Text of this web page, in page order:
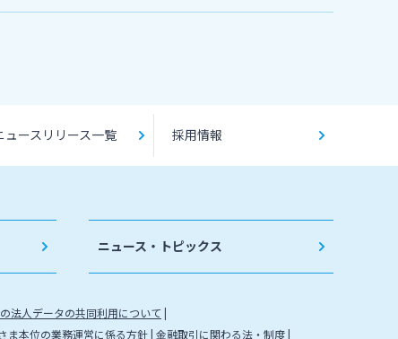
ュースリリース一覧 採用情報
ニュース・トピックス
法人データの共同利用について
ま本位の業務運営に係る方針 金融取引に関わる法・制度